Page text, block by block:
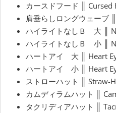
カースドフード ║ Cursed
肩垂らしロングウェーブ
ハイライトなしＢ 大 ║
ハイライトなしＢ 小 ║
ハートアイ 大 ║ Heart
ハートアイ 小 ║ Heart
ストローハット ║ Straw-
カムディラムハット ║
タクリディアハット ║